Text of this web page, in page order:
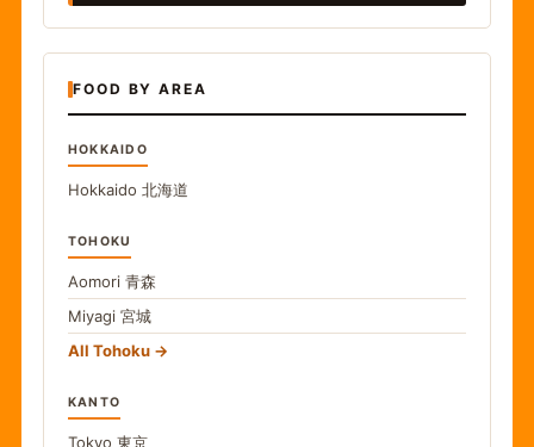
FOOD BY AREA
HOKKAIDO
Hokkaido 北海道
TOHOKU
Aomori 青森
Miyagi 宮城
All Tohoku
KANTO
Tokyo 東京